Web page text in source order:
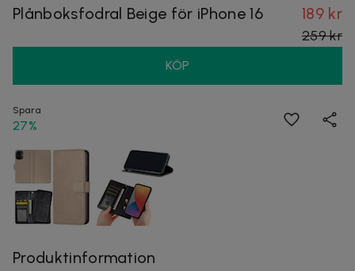
Plånboksfodral Beige för iPhone 16 189 kr
259 kr
KÖP
Spara
27%
Produktinformation